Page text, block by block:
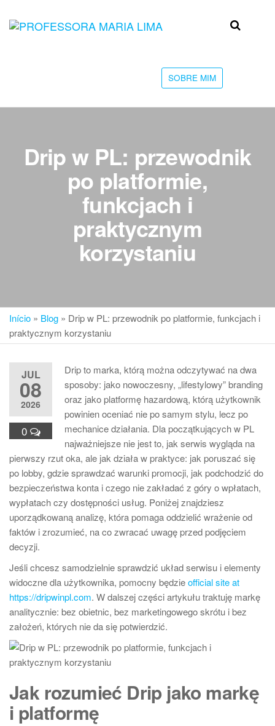
Professora
faculdade
SOBRE MIM
Drip w PL: przewodnik
po platformie,
funkcjach i
praktycznym
korzystaniu
Início » Blog » Drip w PL: przewodnik po platformie, funkcjach i
praktycznym korzystaniu
JUL
08
2026
0
Drip to marka, którą można odczytywać na dwa
sposoby: jako nowoczesny, „lifestylowy” branding
oraz jako platformę hazardową, którą użytkownik
powinien oceniać nie po samym stylu, lecz po
mechanice działania. Dla początkujących w PL
najważniejsze nie jest to, jak serwis wygląda na
pierwszy rzut oka, ale jak działa w praktyce: jak poruszać się
po lobby, gdzie sprawdzać warunki promocji, jak podchodzić do
bezpieczeństwa konta i czego nie zakładać z góry o wpłatach,
wypłatach czy dostępności usług. Poniżej znajdziesz
uporządkowaną analizę, która pomaga oddzielić wrażenie od
faktów i zrozumieć, na co zwracać uwagę przed podjęciem
decyzji.
Jeśli chcesz samodzielnie sprawdzić układ serwisu i elementy
widoczne dla użytkownika, pomocny będzieofficial site at
https://dripwinpl.com. W dalszej części artykułu traktuję markę
analitycznie: bez obietnic, bez marketingowego skrótu i bez
założeń, których nie da się potwierdzić.
Jak rozumieć Drip jako markę
i platformę